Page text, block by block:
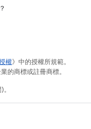
權》中的授權所規範。
的商標或註冊商標。